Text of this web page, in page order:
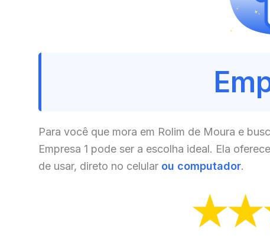
Para você que mora em Rolim de Moura e
Empresa 1 pode ser a escolha ideal. Ela oferece
de usar, direto no celular ou computador.